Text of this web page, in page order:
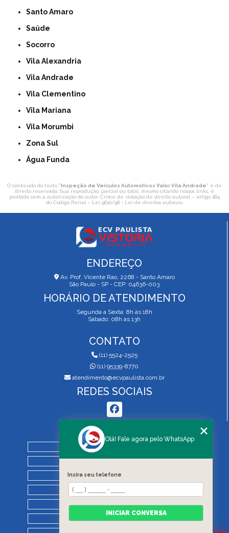
Santo Amaro
Saúde
Socorro
Vila Alexandria
Vila Andrade
Vila Clementino
Vila Mariana
Vila Morumbi
Zona Sul
Água Funda
O conteúdo do texto "Inspeção de Veículos Automotivos Valor Vila Andrade" é de
direito reservado. Sua reprodução, parcial ou total, mesmo citando nossos links, é
proibida sem a autorização do autor. Crime de violação de direito autoral – artigo 184
do Código Penal – Lei 9610/98 - Lei de direitos autorais.
ENDEREÇO
Av. Prof. Vicente Rao, 2268 - Santo Amaro
São Paulo - SP - CEP: 04636-003
HORÁRIO DE ATENDIMENTO
Segunda a Sexta: 8h às 18h
Sábado: 08h às 13h
CONTATO
(11) 5524-2525
(11) 95339-8770
atendimento@ecvpaulista.com.br
REDES SOCIAIS
MENU
QUEM SOMOS
SERVIÇOS
BLOG
REGRAS DE VISTORIA
Olá! Fale agora pelo WhatsApp
Insira seu telefone
INICIAR CONVERSA